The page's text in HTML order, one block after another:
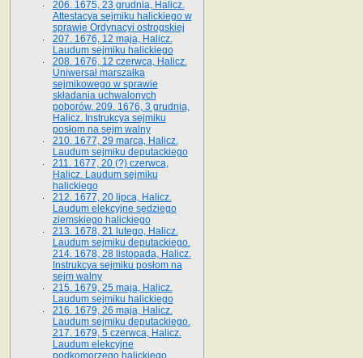
206. 1675, 23 grudnia, Halicz.
Attestacya sejmiku halickiego w
sprawie Ordynacyi ostrogskiej
207. 1676, 12 maja, Halicz.
Laudum sejmiku halickiego
208. 1676, 12 czerwca, Halicz.
Uniwersał marszałka
sejmikowego w sprawie
składania uchwalonych
poborów. 209. 1676, 3 grudnia,
Halicz. Instrukcya sejmiku
posłom na sejm walny
210. 1677, 29 marca, Halicz.
Laudum sejmiku deputackiego
211. 1677, 20 (?) czerwca,
Halicz. Laudum sejmiku
halickiego
212. 1677, 20 lipca, Halicz.
Laudum elekcyjne sędziego
ziemskiego halickiego
213. 1678, 21 lutego, Halicz.
Laudum sejmiku deputackiego.
214. 1678, 28 listopada, Halicz.
Instrukcya sejmiku posłom na
sejm walny
215. 1679, 25 maja, Halicz.
Laudum sejmiku halickiego
216. 1679, 26 maja, Halicz.
Laudum sejmiku deputackiego.
217. 1679, 5 czerwca, Halicz.
Laudum elekcyjne
podkomorzego halickiego